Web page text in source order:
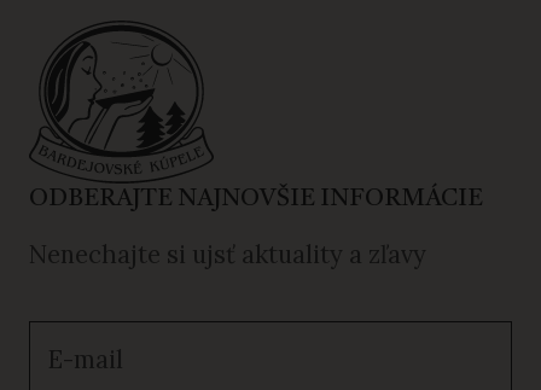
ODBERAJTE NAJNOVŠIE INFORMÁCIE
Nenechajte si ujsť aktuality a zľavy